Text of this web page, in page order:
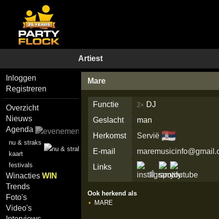
Artiest
Inloggen
Registreren
Overzicht
Nieuws
Agenda
nu & straks
kaart
festivals
WinactiesWIN
Trends
Foto's
Video's
Mare
Functie 2× DJ
Geslacht
man
Herkomst
Servië 🇷🇸
E-mail
Links
Ook herkend als
MARE